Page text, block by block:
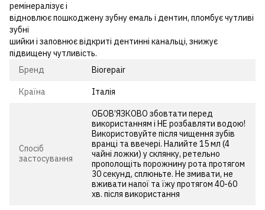
ремінералізує і
відновлює пошкоджену зубну емаль і дентин, пломбує чутливі
зубні
шийки і заповнює відкриті дентинні канальці, знижує
підвищену чутливість.
Бренд
Biorepair
Країна Італія
Спосіб
застосування
ОБОВ’ЯЗКОВО збовтати перед
використанням і НЕ розбавляти водою!
Використовуйте після чищення зубів
вранці та ввечері. Налийте 15 мл (4
чайні ложки) у склянку, ретельно
прополощіть порожнину рота протягом
30 секунд, сплюньте. Не змивати, не
вживати напої та їжу протягом 40-60
хв. після використання